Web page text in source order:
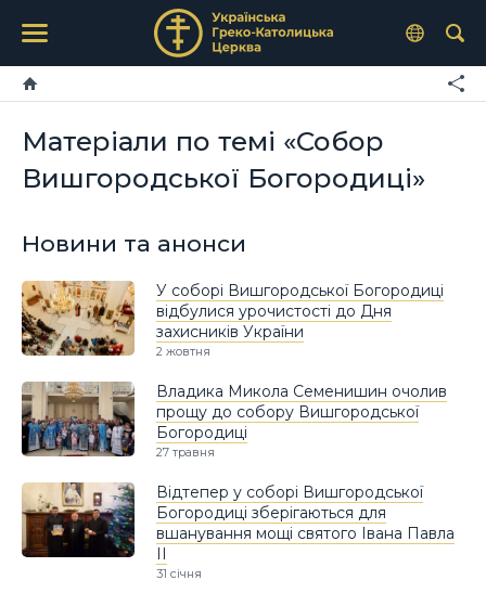
Матеріали по темі «Собор
Вишгородської Богородиці»
Новини та анонси
У соборі Вишгородської Богородиці
відбулися урочистості до Дня
захисників України
2 жовтня
Владика Микола Семенишин очолив
прощу до собору Вишгородської
Богородиці
27 травня
Відтепер у соборі Вишгородської
Богородиці зберігаються для
вшанування мощі святого Івана Павла
ІІ
31 січня